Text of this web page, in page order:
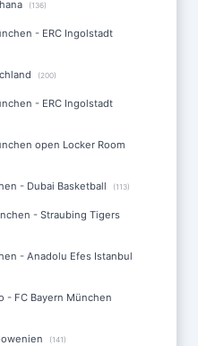
(136)
- ERC Ingolstadt
(200)
- ERC Ingolstadt
open Locker Room
- Dubai Basketball (113)
- Straubing Tigers
- Anadolu Efes Istanbul
- FC Bayern München
(141)